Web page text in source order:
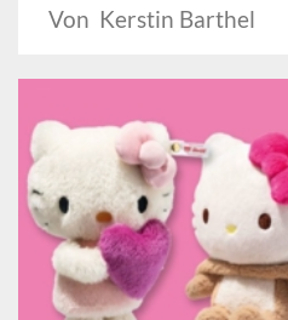
Von Kerstin Barthel